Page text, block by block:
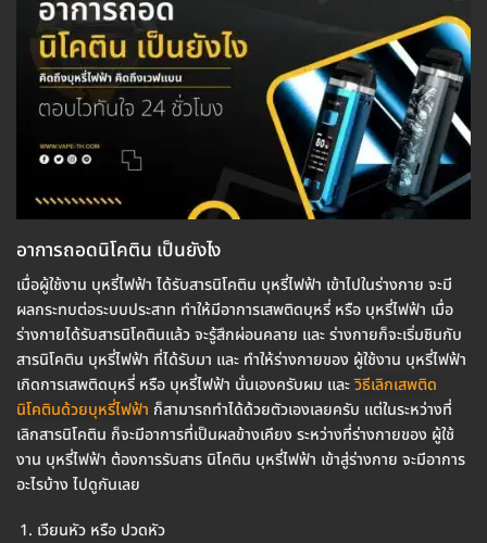
อาการถอดนิโคติน เป็นยังไง
เมื่อผู้ใช้งาน บุหรี่ไฟฟ้า ได้รับสารนิโคติน บุหรี่ไฟฟ้า เข้าไปในร่างกาย จะมี
ผลกระทบต่อระบบประสาท ทำให้มีอาการเสพติดบุหรี่ หรือ บุหรี่ไฟฟ้า เมื่อ
ร่างกายได้รับสารนิโคตินแล้ว จะรู้สึกผ่อนคลาย และ ร่างกายก็จะเริ่มชินกับ
สารนิโคติน บุหรี่ไฟฟ้า ที่ได้รับมา และ ทำให้ร่างกายของ ผู้ใช้งาน บุหรี่ไฟฟ้า
เกิดการเสพติดบุหรี่ หรือ บุหรี่ไฟฟ้า นั่นเองครับผม และวิธีเลิกเสพติด
นิโคตินด้วยบุหรี่ไฟฟ้า ก็สามารถทำได้ด้วยตัวเองเลยครับ แต่ในระหว่างที่
เลิกสารนิโคติน ก็จะมีอาการที่เป็นผลข้างเคียง ระหว่างที่ร่างกายของ ผู้ใช้
งาน บุหรี่ไฟฟ้า ต้องการรับสาร นิโคติน บุหรี่ไฟฟ้า เข้าสู่ร่างกาย จะมีอาการ
อะไรบ้าง ไปดูกันเลย
เวียนหัว หรือ ปวดหัว